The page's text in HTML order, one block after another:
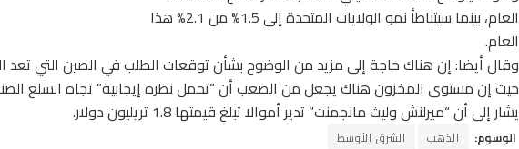
العام، بينما سيتباطأ نمو الولايات المتحدة إلى 1.5% من 2.1% هذا
العام.
وقال أيضا: إن هناك حاجة إلى مزيد من الوضوح بشأن توقعات الطلب في الصين التي تعد
حيث إن مستوى المخزون هناك يجعل من الصعب أن “تحمل نظرة إيجابية” تجاه السلع
يشار إلى أن “ميرلنش وليث مانجمنت” تدير أموالا تبلغ قيمتها 1.8 تريليون دولار.
الوسوم: الذهب الشرق الأوسط